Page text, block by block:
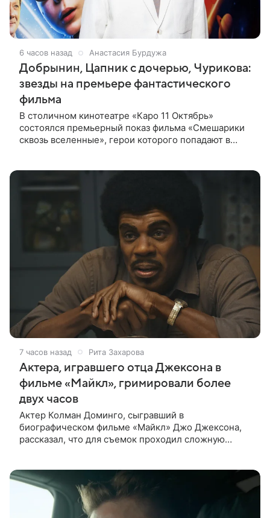
6 часов назад Анастасия Бурдужа
Добрынин, Цапник с дочерью, Чурикова:
звезды на премьере фантастического
фильма
В столичном кинотеатре «Каро 11 Октябрь»
состоялся премьерный показ фильма «Смешарики
сквозь вселенные», герои которого попадают в
7 часов назад Рита Захарова
Актера, игравшего отца Джексона в
фильме «Майкл», гримировали более
двух часов
Актер Колман Доминго, сыгравший в
биографическом фильме «Майкл» Джо Джексона,
рассказал, что для съемок проходил сложную